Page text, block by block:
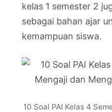
kelas 1 semester 2
sebagai bahan ajar
kemampuan siswa.
10 Soal PAI Kelas 4